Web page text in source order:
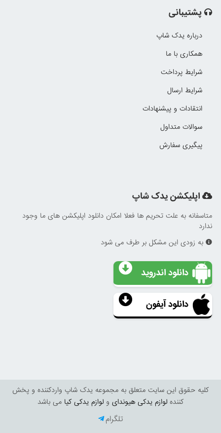
پشتیبانی
درباره یدک شاپ
همکاری با ما
شرایط پرداخت
شرایط ارسال
انتقادات و پیشنهادات
سوالات متداول
پیگیری سفارش
اپلیکشن یدک شاپ
متاسفانه به علت تحریم ها فعلا امکان دانلود اپلیکشن های ما وجود
ندارد
به زودی این مشکل بر طرف می شود
دانلود اندروید
دانلود آیفون
کليه حقوق اين سايت متعلق به مجموعه یدک شاپ واردکننده و پخش
کننده لوازم یدکی هیوندای و لوازم یدکی کیا می باشد
تلگرام